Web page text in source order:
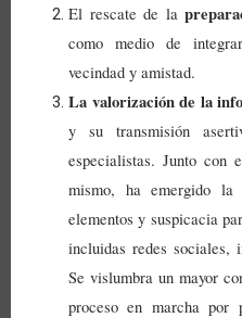
El rescate de la
como medio de
vecindad y amistad.
La valorización de la
y su transmisión
especialistas. Junto con
mismo, ha emergido la
elementos y suspicacia
incluidas redes sociales,
Se vislumbra un mayor
proceso en marcha por